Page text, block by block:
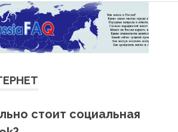
стоит социальная